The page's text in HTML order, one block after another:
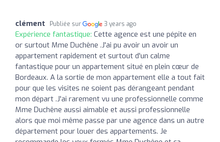
clément Publiée sur 3 years ago
Expérience fantastique: Cette agence est une pépite en
or surtout Mme Duchêne .J'ai pu avoir un avoir un
appartement rapidement et surtout d'un calme
fantastique pour un appartement situé en plein cœur de
Bordeaux. A la sortie de mon appartement elle a tout fait
pour que les visites ne soient pas dérangeant pendant
mon départ .J'ai rarement vu une professionnelle comme
Mme Duchêne aussi aimable et aussi professionnelle
alors que moi même passe par une agence dans un autre
département pour louer des appartements. Je